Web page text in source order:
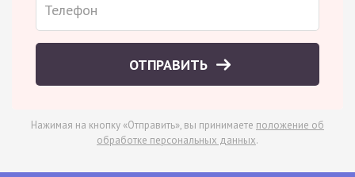
ОТПРАВИТЬ
Нажимая на кнопку «Отправить», вы принимаете положение об
обработке персональных данных.